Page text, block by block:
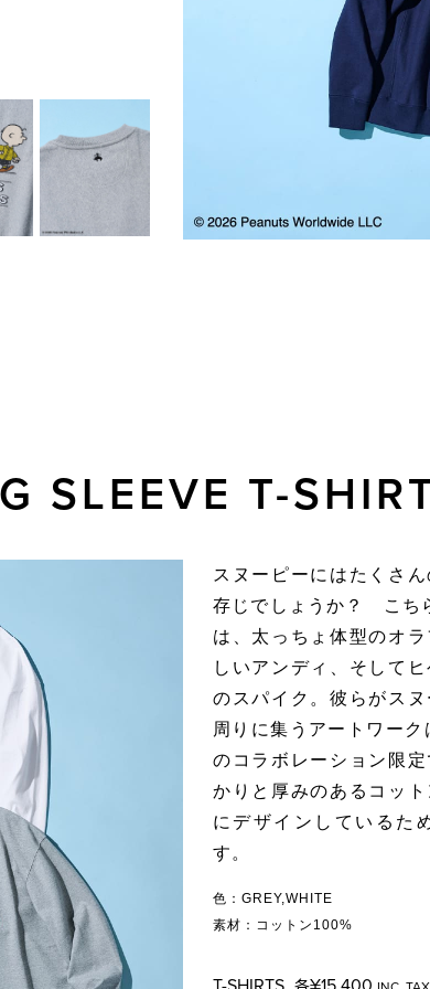
SLEEVE T-
スヌーピーにはたくさ
存じでしょうか？ こち
は、太っちょ体型のオ
しいアンディ、そして
のスパイク。彼らがス
周りに集うアートワー
のコラボレーション限
かりと厚みのあるコッ
にデザインしているた
す。
色：GREY,WHITE
素材：コットン100%